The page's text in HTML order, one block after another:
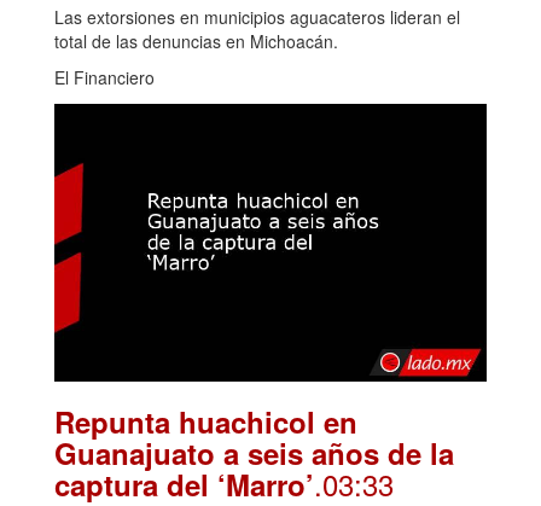
Las extorsiones en municipios aguacateros lideran el
total de las denuncias en Michoacán.
El Financiero
Repunta huachicol en
Guanajuato a seis años de la
captura del ‘Marro’.03:33